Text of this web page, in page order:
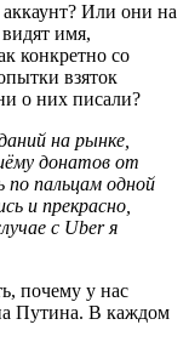
Или они на
имя,
конкретно со
взяток
о них писали?
на рынке,
донатов от
пальцам одной
и прекрасно,
с Uber я
почему у нас
Путина. В каждом